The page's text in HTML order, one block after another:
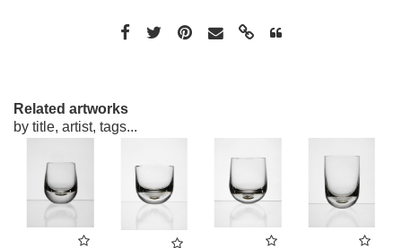
Related artworks
by title, artist, tags...